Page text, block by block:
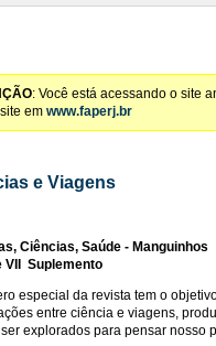
: Você está acessando o site
em www.faperj.br
e Viagens
Ciências, Saúde - Manguinhos
VII  Suplemento
especial da revista tem o
entre ciência e viagens,
explorados para pensar nosso